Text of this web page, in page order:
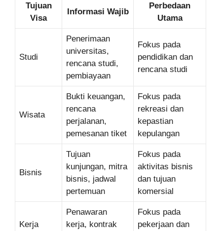
Tujuan
Visa
Informasi Wajib
Perbedaan
Utama
Studi
Penerimaan
universitas,
rencana studi,
pembiayaan
Fokus pada
pendidikan dan
rencana studi
Wisata
Bukti keuangan,
rencana
perjalanan,
pemesanan tiket
Fokus pada
rekreasi dan
kepastian
kepulangan
Bisnis
Tujuan
kunjungan, mitra
bisnis, jadwal
pertemuan
Fokus pada
aktivitas bisnis
dan tujuan
komersial
Kerja
Penawaran
kerja, kontrak
Fokus pada
pekerjaan dan